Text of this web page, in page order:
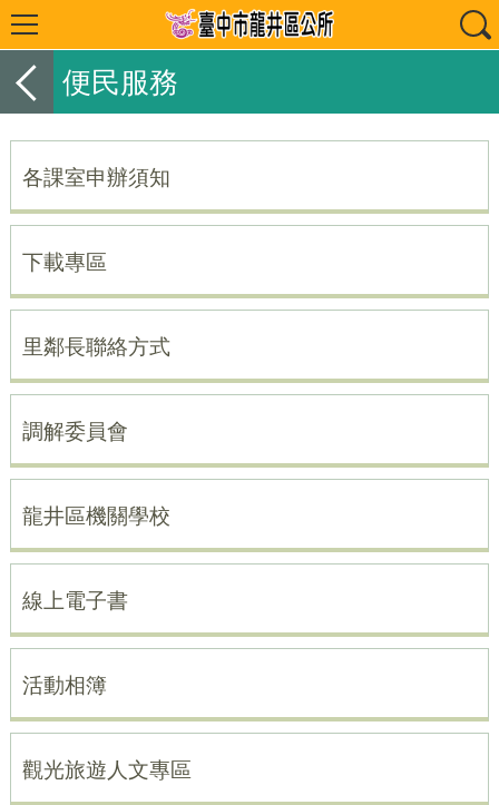
便民服務
各課室申辦須知
下載專區
里鄰長聯絡方式
調解委員會
龍井區機關學校
線上電子書
活動相簿
觀光旅遊人文專區